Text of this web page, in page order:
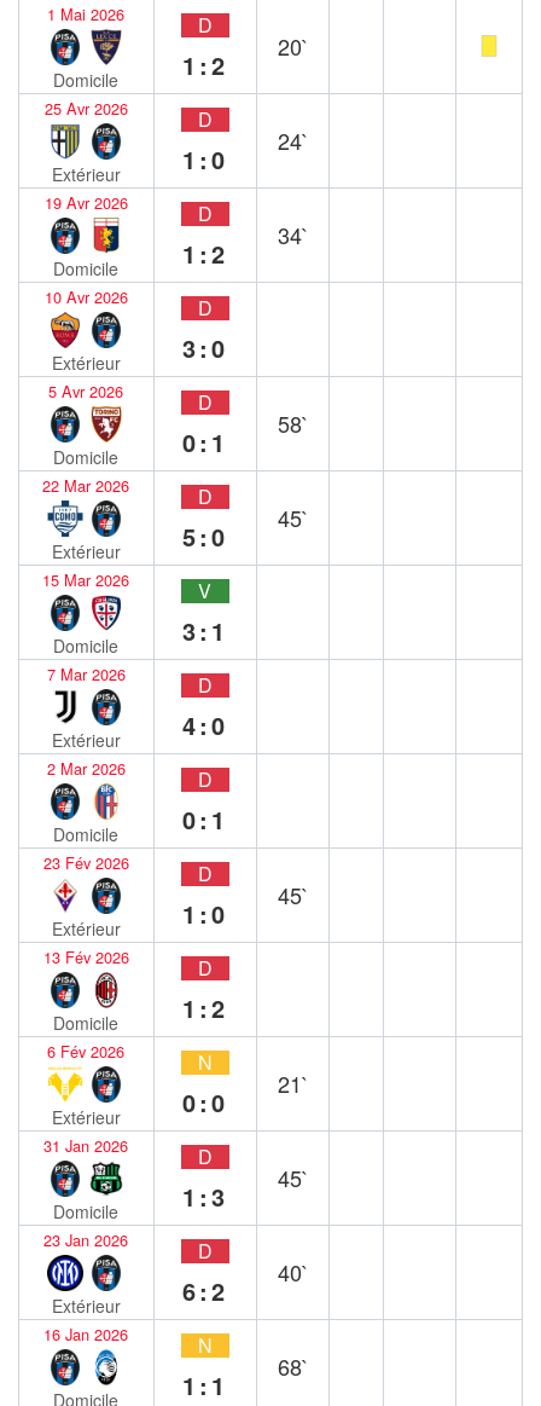
1 Mai 2026
Domicile
D
1:2
20`
25 Avr 2026
Extérieur
D
1:0
24`
19 Avr 2026
Domicile
D
1:2
34`
10 Avr 2026
Extérieur
D
3:0
5 Avr 2026
Domicile
D
0:1
58`
22 Mar 2026
Extérieur
D
5:0
45`
15 Mar 2026
Domicile
V
3:1
7 Mar 2026
Extérieur
D
4:0
2 Mar 2026
Domicile
D
0:1
23 Fév 2026
Extérieur
D
1:0
45`
13 Fév 2026
Domicile
D
1:2
6 Fév 2026
Extérieur
N
0:0
21`
31 Jan 2026
Domicile
D
1:3
45`
23 Jan 2026
Extérieur
D
6:2
40`
16 Jan 2026
Domicile
N
1:1
68`